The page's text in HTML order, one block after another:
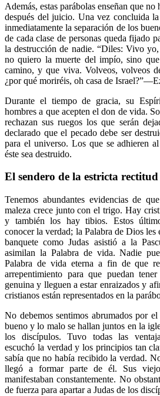
Además, estas parábolas enseñan que
después del juicio. Una vez concluida
inmediatamente la separación de los
de cada clase de personas queda fijado
la destrucción de nadie. “Diles: Vivo
no quiero la muerte del impío, sino
camino, y que viva. Volveos, volveos
¿por qué moriréis, oh casa de
Durante el tiempo de gracia, su
hombres a que acepten el don de vida.
rechazan sus ruegos los que serán
declarado que el pecado debe ser
para el universo. Los que se adhieren
éste sea destruido.
El sendero de la estricta rectitud
Tenemos abundantes evidencias de
maleza crece junto con el trigo. Hay
y también los hay tibios. Estos
conocer la verdad; la Palabra de Dios les
banquete como Judas asistió a la
asimilan la Palabra de vida. Nadie
Palabra de vida eterna a fin de que
arrepentimiento para que puedan
genuina y lleguen a estar enraizados y
cristianos están representados en la
No debemos sentimos abrumados por
bueno y lo malo se hallan juntos en la
los discípulos. Tuvo todas las
escuchó la verdad y los principios tan
sabía que no había recibido la verdad.
llegó a formar parte de él. Sus
manifestaban constantemente. No
de fuerza para apartar a Judas de los